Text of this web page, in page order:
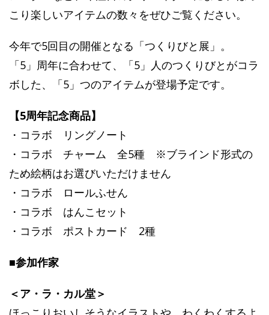
こり楽しいアイテムの数々をぜひご覧ください。
今年で5回目の開催となる「つくりびと展」。
「5」周年に合わせて、「5」人のつくりびとがコラ
ボした、「5」つのアイテムが登場予定です。
【5周年記念商品】
・コラボ リングノート
・コラボ チャーム 全5種 ※ブラインド形式の
ため絵柄はお選びいただけません
・コラボ ロールふせん
・コラボ はんこセット
・コラボ ポストカード 2種
■参加作家
＜ア・ラ・カル堂＞